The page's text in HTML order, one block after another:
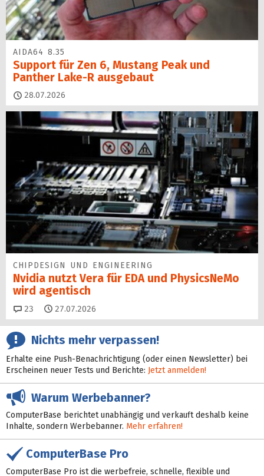
AIDA64 8.35
Support für Zen 6, Mustang Peak und
Panther Lake-R ausgebaut
28.07.2026
CHIPDESIGN UND ENGINEERING
Nvidia nutzt Vera für EDA und PhysicsNeMo
wird agentisch
23 Kommentare
27.07.2026
Nichts mehr verpassen!
Erhalte eine Push-Benachrichtigung (oder einen Newsletter) bei
Erscheinen neuer Tests und Berichte: Jetzt anmelden!
Warum Werbebanner?
ComputerBase berichtet unabhängig und verkauft deshalb keine
Inhalte, sondern Werbebanner. Mehr erfahren!
ComputerBase Pro
ComputerBase Pro ist die werbefreie, schnelle, flexible und